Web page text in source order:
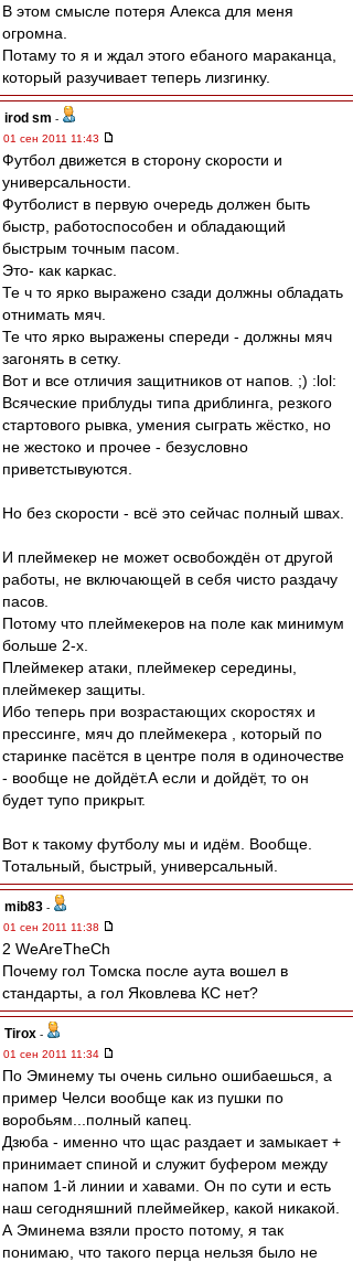
В этом смысле потеря Алекса для меня
огромна.
Потаму то я и ждал этого ебаного мараканца,
который разучивает теперь лизгинку.
irod sm -
01 сен 2011 11:43
Футбол движется в сторону скорости и
универсальности.
Футболист в первую очередь должен быть
быстр, работоспособен и обладающий
быстрым точным пасом.
Это- как каркас.
Те ч то ярко выражено сзади должны обладать
отнимать мяч.
Те что ярко выражены спереди - должны мяч
загонять в сетку.
Вот и все отличия защитников от напов. ;) :lol:
Всяческие приблуды типа дриблинга, резкого
стартового рывка, умения сыграть жёстко, но
не жестоко и прочее - безусловно
приветстывуются.
Но без скорости - всё это сейчас полный швах.
И плеймекер не может освобождён от другой
работы, не включающей в себя чисто раздачу
пасов.
Потому что плеймекеров на поле как минимум
больше 2-х.
Плеймекер атаки, плеймекер середины,
плеймекер защиты.
Ибо теперь при возрастающих скоростях и
прессинге, мяч до плеймекера , который по
старинке пасётся в центре поля в одиночестве
- вообще не дойдёт.А если и дойдёт, то он
будет тупо прикрыт.
Вот к такому футболу мы и идём. Вообще.
Тотальный, быстрый, универсальный.
mib83 -
01 сен 2011 11:38
2 WeAreTheCh
Почему гол Томска после аута вошел в
стандарты, а гол Яковлева КС нет?
Tirox -
01 сен 2011 11:34
По Эминему ты очень сильно ошибаешься, а
пример Челси вообще как из пушки по
воробьям...полный капец.
Дзюба - именно что щас раздает и замыкает +
принимает спиной и служит буфером между
напом 1-й линии и хавами. Он по сути и есть
наш сегодняшний плеймейкер, какой никакой.
А Эминема взяли просто потому, я так
понимаю, что такого перца нельзя было не